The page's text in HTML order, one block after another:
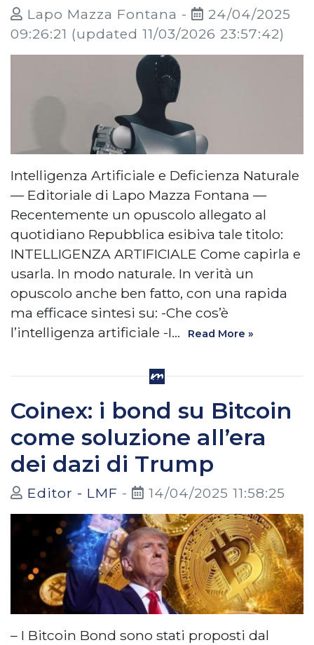
Lapo Mazza Fontana -
24/04/2025
09:26:21 (updated 11/03/2026 23:57:42)
Intelligenza Artificiale e Deficienza Naturale
— Editoriale di Lapo Mazza Fontana —
Recentemente un opuscolo allegato al
quotidiano Repubblica esibiva tale titolo:
INTELLIGENZA ARTIFICIALE Come capirla e
usarla. In modo naturale. In verità un
opuscolo anche ben fatto, con una rapida
ma efficace sintesi su: -Che cos’è
l’intelligenza artificiale -I…
Read More »
Coinex: i bond su Bitcoin
come soluzione all’era
dei dazi di Trump
Editor - LMF - 14/04/2025 11:58:25
– I Bitcoin Bond sono stati proposti dal